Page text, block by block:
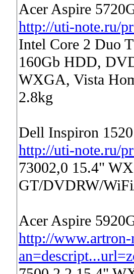
Acer Aspire
http://uti-note.ru/
Intel Core 2 Duo
160Gb HDD,
WXGA, Vista
2.8kg
Dell Inspiron
http://uti-note.ru/
73002,0 15.4"
GT/DVDRW/
Acer Aspire
http://www.artron-